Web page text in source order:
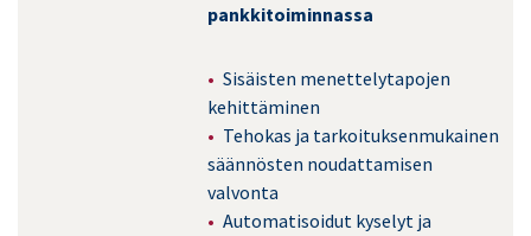
pankkitoiminnassa
Sisäisten menettelytapojen
kehittäminen
Tehokas ja tarkoituksenmukainen
säännösten noudattamisen
valvonta
Automatisoidut kyselyt ja